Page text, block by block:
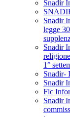
Snadir
Snadir
legge
Snadir
1°
Snadir-
Snadir
Flc
Snadir